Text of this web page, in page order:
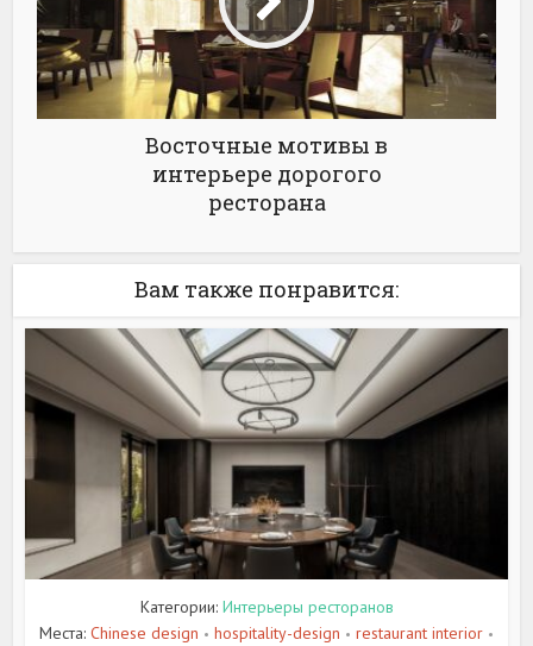
Восточные мотивы в
интерьере дорогого
ресторана
Вам также понравится:
Категории: Интерьеры ресторанов
Места: Chinese design • hospitality-design • restaurant interior •